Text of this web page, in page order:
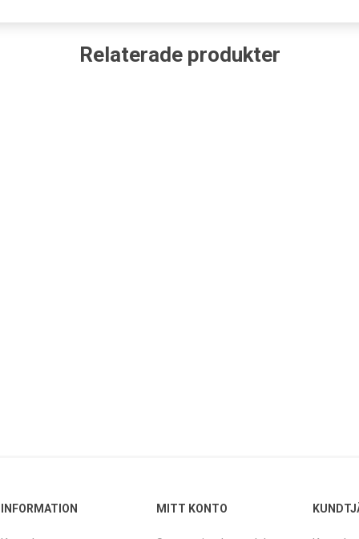
Relaterade produkter
INFORMATION MITT KONTO